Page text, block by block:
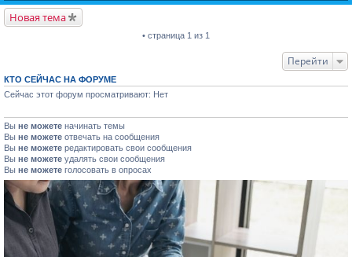
Новая тема
• страница 1 из 1
Перейти
КТО СЕЙЧАС НА ФОРУМЕ
Сейчас этот форум просматривают: Нет
Вы не можете начинать темы
Вы не можете отвечать на сообщения
Вы не можете редактировать свои сообщения
Вы не можете удалять свои сообщения
Вы не можете голосовать в опросах